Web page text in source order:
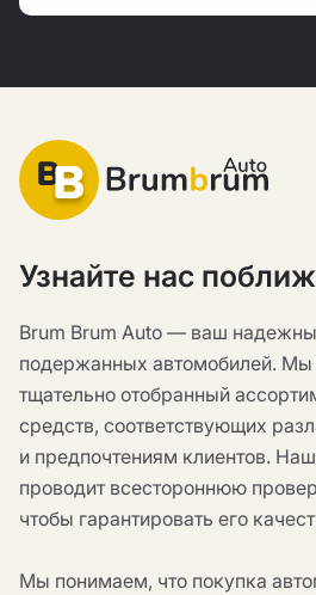
Узнайте нас
Brum Brum Auto — ваш
подержанных автомобилей. Мы
тщательно отобранный
средств, соответствующих
и предпочтениям клиентов.
проводит всестороннюю
чтобы гарантировать его
Мы понимаем, что покупка